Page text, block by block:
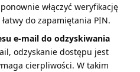
włączyć weryfikację
do zapamiętania PIN.
e-mail do odzyskiwania
odzyskanie dostępu jest
cierpliwości. W takim